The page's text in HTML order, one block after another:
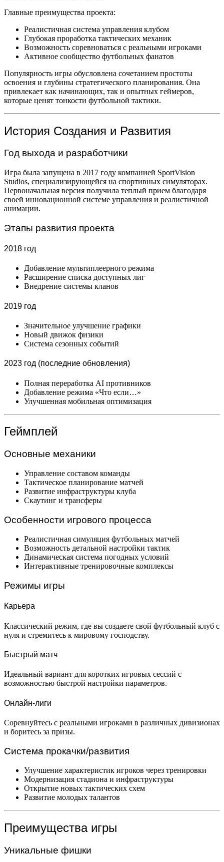
Главные преимущества проекта:
Реалистичная система управления клубом
Глубокая проработка тактических механик
Возможность соревноваться с реальными игроками
Активное сообщество футбольных фанатов
Популярность игры обусловлена сочетанием простоты
освоения и глубины стратегического планирования. Она
привлекает как начинающих, так и опытных геймеров,
которые ценят тонкости футбольной тактики.
История Создания и Развития
Год выхода и разработчики
Игра была запущена в 2017 году компанией SportVision
Studios, специализирующейся на спортивных симуляторах.
Первоначальная версия получила теплый прием благодаря
своей инновационной системе управления и реалистичной
анимации.
Этапы развития проекта
2018 год
Добавление мультиплеерного режима
Расширение списка доступных лиг
Внедрение системы кланов
2019 год
Значительное улучшение графики
Новый движок физики
Система сезонных событий
2023 год (последние обновления)
Полная переработка AI противников
Добавление режима «Что если…»
Улучшенная мобильная оптимизация
Геймплей
Основные механики
Управление составом команды
Тактическое планирование матчей
Развитие инфраструктуры клуба
Скаутинг и трансферы
Особенности игрового процесса
Реалистичная симуляция футбольных матчей
Возможность детальной настройки тактик
Динамическая система погодных условий
Интерактивные тренировочные комплексы
Режимы игры
Карьера
Классический режим, где вы создаете свой футбольный клуб с
нуля и стремитесь к мировому господству.
Быстрый матч
Идеальный вариант для коротких игровых сессий с
возможностью быстрой настройки параметров.
Онлайн-лиги
Соревнуйтесь с реальными игроками в различных дивизионах
и боритесь за призы.
Система прокачки/развития
Улучшение характеристик игроков через тренировки
Модернизация стадиона и инфраструктуры
Открытие новых тактических схем
Развитие молодых талантов
Преимущества игры
Уникальные фишки